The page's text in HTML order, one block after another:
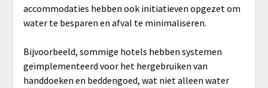
accommodaties hebben ook initiatieven opgezet om
water te besparen en afval te minimaliseren.
Bijvoorbeeld, sommige hotels hebben systemen
geïmplementeerd voor het hergebruiken van
handdoeken en beddengoed, wat niet alleen water